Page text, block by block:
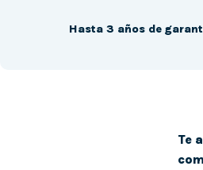
Te
Hasta 3 años de